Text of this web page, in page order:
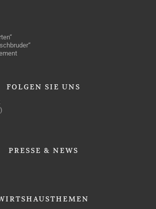
FOLGEN SIE UNS
PRESSE & NEWS